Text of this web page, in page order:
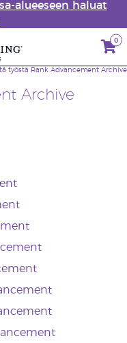
alueeseen haluat
0
Archive
työstä Rank Advancement Archive